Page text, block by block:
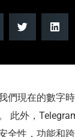
們現在的數字
此外，
全性，功能和